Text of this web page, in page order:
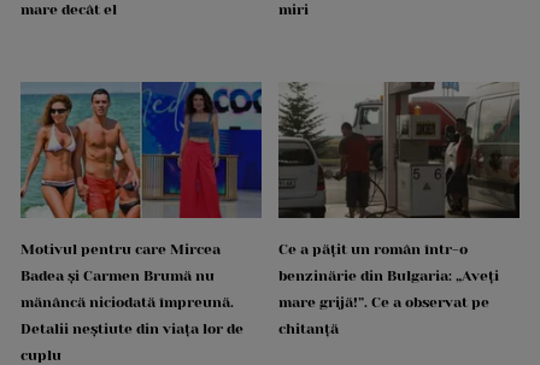
mare decât el miri
Motivul pentru care Mircea
Badea și Carmen Brumă nu
mănâncă niciodată împreună.
Detalii neștiute din viața lor de
cuplu
Ce a pățit un român într-o
benzinărie din Bulgaria: „Aveți
mare grijă!”. Ce a observat pe
chitanță